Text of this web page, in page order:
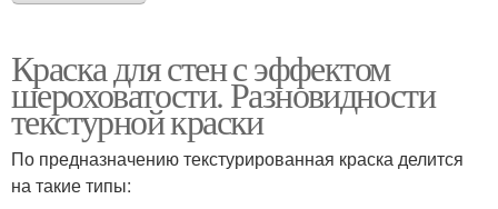
Краска для стен с эффектом
шероховатости. Разновидности
текстурной краски
По предназначению текстурированная краска делится
на такие типы: